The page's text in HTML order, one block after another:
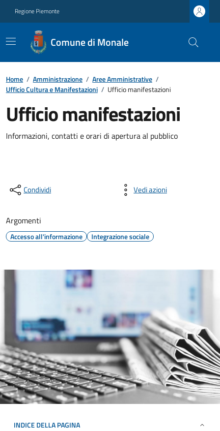
Regione Piemonte
Comune di Monale
Home / Amministrazione / Aree Amministrative /
Ufficio Cultura e Manifestazioni / Ufficio manifestazioni
Ufficio manifestazioni
Informazioni, contatti e orari di apertura al pubblico
Condividi Vedi azioni
Argomenti
Accesso all'informazione Integrazione sociale
INDICE DELLA PAGINA